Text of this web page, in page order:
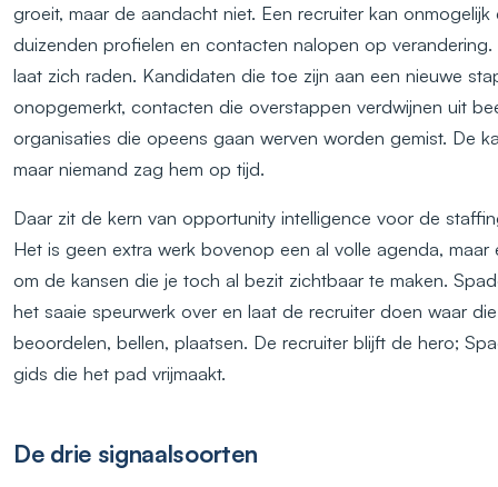
groeit, maar de aandacht niet. Een recruiter kan onmogelijk
duizenden profielen en contacten nalopen op
laat zich raden. Kandidaten die toe zijn aan een nieuwe
onopgemerkt, contacten die overstappen verdwijnen uit
organisaties die opeens gaan werven worden gemist. De
maar niemand zag hem op tijd.
Daar zit de kern van opportunity intelligence voor de
Het is geen extra werk bovenop een al volle agenda, maar
om de kansen die je toch al bezit zichtbaar te maken.
het saaie speurwerk over en laat de recruiter doen waar
beoordelen, bellen, plaatsen. De recruiter blijft de hero;
gids die het pad vrijmaakt.
De drie signaalsoorten